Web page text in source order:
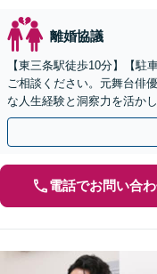
離婚協議
【東三条駅徒歩10分】【駐
ご相談ください。元舞台俳
な人生経験と洞察力を活か
決策をご提案。さまざまな
電話でお問い合